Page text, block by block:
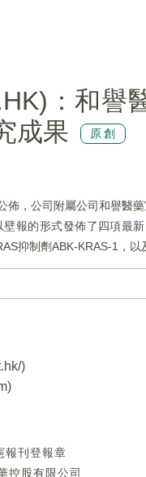
：和譽
成果
原創
佈，公司附屬公司和譽
報的形式發佈了四項最
抑制劑ABK-KRAS-1，
)
)
報刊登報章
股有限公司